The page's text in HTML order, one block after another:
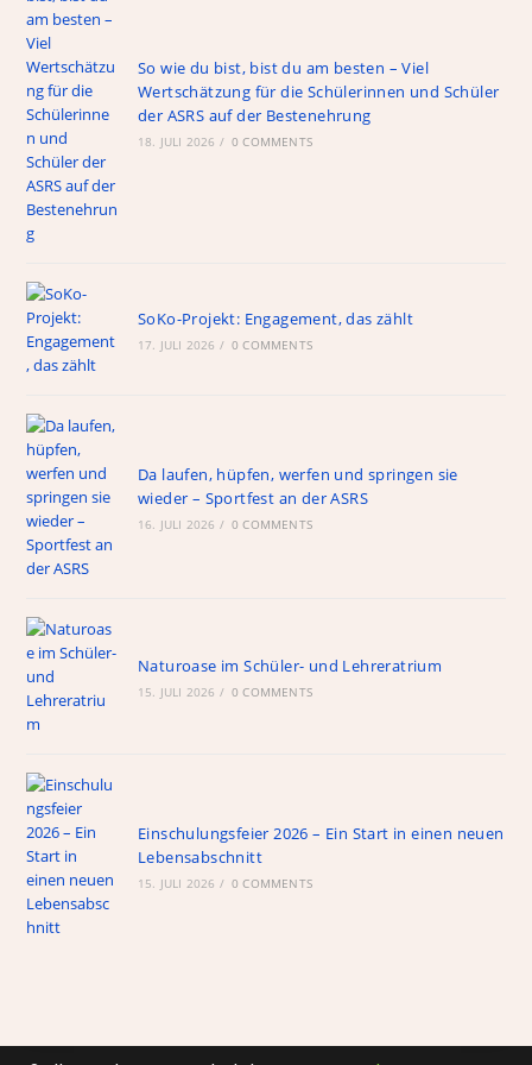
So wie du bist, bist du am besten – Viel
Wertschätzung für die Schülerinnen und Schüler
der ASRS auf der Bestenehrung
18. JULI 2026 / 0 COMMENTS
SoKo-Projekt: Engagement, das zählt
17. JULI 2026 / 0 COMMENTS
Da laufen, hüpfen, werfen und springen sie
wieder – Sportfest an der ASRS
16. JULI 2026 / 0 COMMENTS
Naturoase im Schüler- und Lehreratrium
15. JULI 2026 / 0 COMMENTS
Einschulungsfeier 2026 – Ein Start in einen neuen
Lebensabschnitt
15. JULI 2026 / 0 COMMENTS